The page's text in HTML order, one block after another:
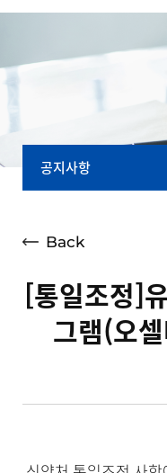
공지사항
광고소개
공지사항
고객지원
Back
[통일조정]
그램(오